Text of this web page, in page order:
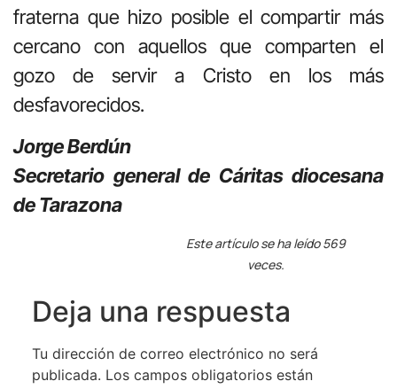
fraterna que hizo posible el compartir más
cercano con aquellos que comparten el
gozo de servir a Cristo en los más
desfavorecidos.
Jorge Berdún
Secretario general de Cáritas diocesana
de Tarazona
Este artículo se ha leído 569
veces.
Deja una respuesta
Tu dirección de correo electrónico no será
publicada. Los campos obligatorios están